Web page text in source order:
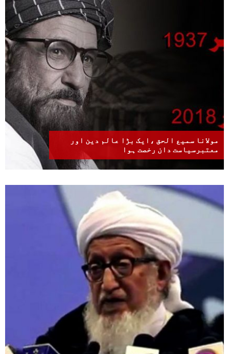
مولانا سمیع الحق ،ایک بڑا عالم دین اور
معتبرسیاست دان رخصت ہوا